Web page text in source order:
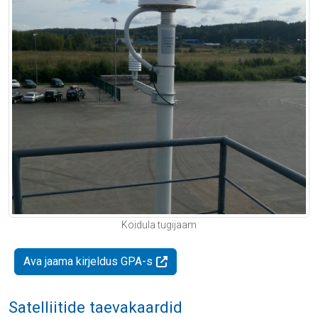
Koidula tugijaam
Ava jaama kirjeldus GPA-s
Satelliitide taevakaardid